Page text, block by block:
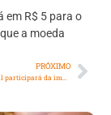
em R$ 5 para o
a moeda
PRÓXIMO
Defesa Civil Municipal participará da implosão dos prédios da antiga Universidade Gama Filho